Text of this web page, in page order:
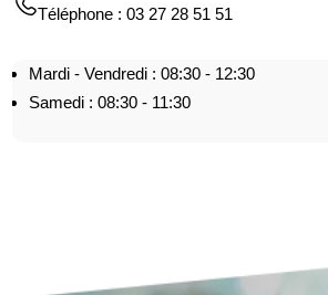
Téléphone : 03 27 28 51 51
Mardi - Vendredi : 08:30 - 12:30
Samedi : 08:30 - 11:30